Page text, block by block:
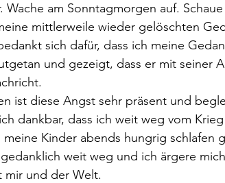
am Sonntagmorgen auf.
mittlerweile wieder gelöschten
sich dafür, dass ich meine
und gezeigt, dass er mit seiner
ist diese Angst sehr präsent und
dankbar, dass ich weit weg vom
Kinder abends hungrig schlafen
weit weg und ich ärgere
mir und der Welt.